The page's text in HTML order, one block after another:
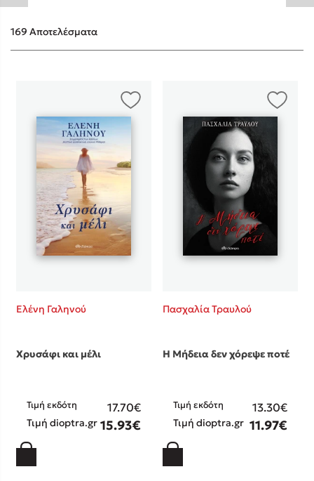
Το λεξικό της ζωής σου
Κώστας Κρομμύδας
Το λιμάνι μου είσαι εσύ
Ένας γίγαντας στο σχολείο
Δανάη Δεληγεώργη
169 Αποτελέσματα
Ελένη Γαληνού
Χρυσάφι και μέλι
Τιμή εκδότη 17.70€
Τιμή dioptra.gr 15.93€
Πασχαλία Τραυλού
Η Μήδεια δεν χόρεψε ποτέ
Τιμή εκδότη 13.30€
Τιμή dioptra.gr 11.97€